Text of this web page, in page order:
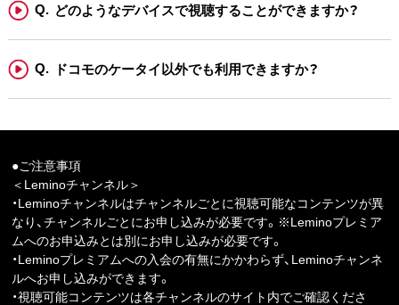
どのようなデバイスで視聴することができますか？
ドコモのケータイ以外でも利用できますか？
●ご注意事項
＜Leminoチャンネル＞
・Leminoチャンネルはチャンネルごとに視聴可能なコンテンツが異
なり、チャンネルごとにお申し込みが必要です。※Leminoプレミア
ムへのお申込みとは別にお申し込みが必要です。
・Leminoプレミアムへの入会の有無にかかわらず、Leminoチャンネ
ルへお申し込みができます。
・視聴可能コンテンツは各チャンネルのサイト内でご確認くださ